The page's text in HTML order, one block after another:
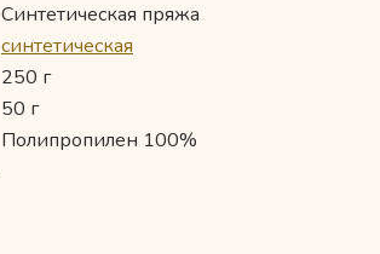
Синтетическая пряжа
синтетическая
250 г
50 г
Полипропилен 100%